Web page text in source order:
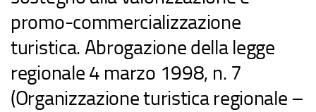
promo-commercializzazione
turistica. Abrogazione della legge
regionale 4 marzo 1998, n. 7
(Organizzazione turistica regionale –